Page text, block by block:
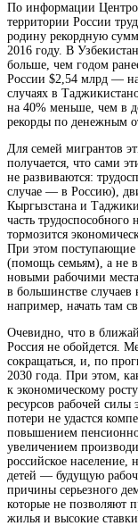
По информации
территории России
родину рекордную
2016 году. В
больше, чем годом
России $2,54 млрд —
случаях в
на 40% меньше, чем в
рекорды по денежным
Для семей мигрантов
получается, что сами
не развиваются:
случае — в Россию),
Кыргызстана и
часть
тормозится
При этом поступающие
(помощь семьям), а не
новыми рабочими
в большинстве
например, начать там
Очевидно, что в
Россия не обойдется.
сокращаться, и, по
2030 года. При этом,
к экономическому
ресурсов рабочей силы
потери не удастся
повышением
увеличением
российское население,
детей — будущую
причины серьезного
которые не позволяют
жилья и высокие